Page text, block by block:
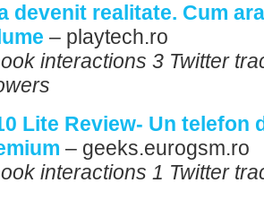
devenit realitate. Cum
– playtech.ro
interactions 3 Twitter
Lite Review- Un telefon
– geeks.eurogsm.ro
interactions 1 Twitter